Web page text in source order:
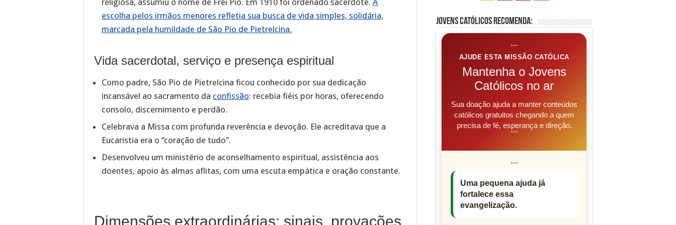
escolha pelos irmãos menores refletia sua busca de vida simples, solidária,
marcada pela humildade de São Pio de Pietrelcina.
Vida sacerdotal, serviço e presença espiritual
Como padre, São Pio de Pietrelcina ficou conhecido por sua dedicação
incansável ao sacramento da confissão: recebia fiéis por horas, oferecendo
consolo, discernimento e perdão.
Celebrava a Missa com profunda reverência e devoção. Ele acreditava que a
Eucaristia era o “coração de tudo”.
Desenvolveu um ministério de aconselhamento espiritual, assistência aos
doentes, apoio às almas aflitas, com uma escuta empática e oração constante.
Dimensões extraordinárias: sinais, provações
Jovens Católicos Recomenda:
```
AJUDE ESTA MISSÃO CATÓLICA
Mantenha o Jovens
Católicos no ar
Sua doação ajuda a manter conteúdos
católicos gratuitos chegando a quem
precisa de fé, esperança e direção.
```
```
Uma pequena ajuda já
fortalece essa
evangelização.